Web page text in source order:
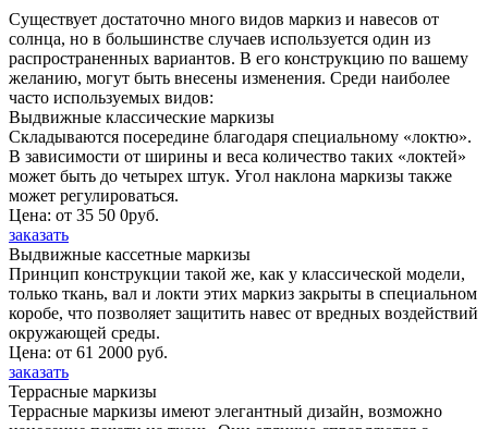
Существует достаточно много видов маркиз и навесов от
солнца, но в большинстве случаев используется один из
распространенных вариантов. В его конструкцию по вашему
желанию, могут быть внесены изменения. Среди наиболее
часто используемых видов:
Выдвижные классические маркизы
Складываются посередине благодаря специальному «локтю».
В зависимости от ширины и веса количество таких «локтей»
может быть до четырех штук. Угол наклона маркизы также
может регулироваться.
Цена: от 35 50 0руб.
заказать
Выдвижные кассетные маркизы
Принцип конструкции такой же, как у классической модели,
только ткань, вал и локти этих маркиз закрыты в специальном
коробе, что позволяет защитить навес от вредных воздействий
окружающей среды.
Цена: от 61 2000 руб.
заказать
Террасные маркизы
Террасные маркизы имеют элегантный дизайн, возможно